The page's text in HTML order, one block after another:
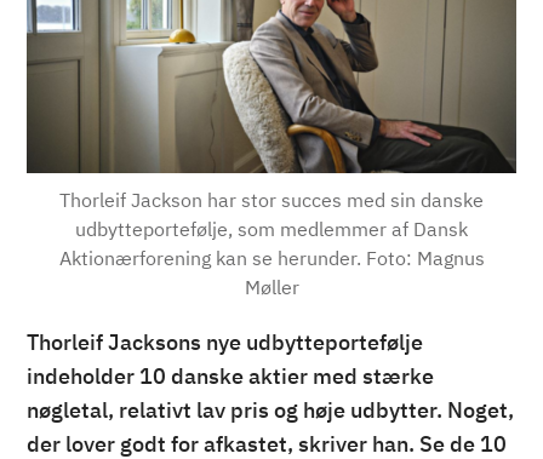
Thorleif Jackson har stor succes med sin danske
udbytteportefølje, som medlemmer af Dansk
Aktionærforening kan se herunder. Foto: Magnus
Møller
Thorleif Jacksons nye udbytteportefølje
indeholder 10 danske aktier med stærke
nøgletal, relativt lav pris og høje udbytter. Noget,
der lover godt for afkastet, skriver han. Se de 10